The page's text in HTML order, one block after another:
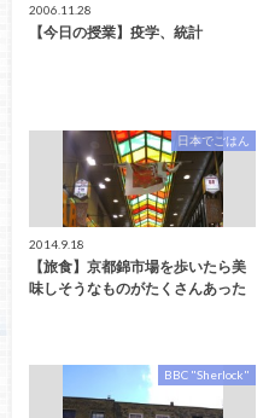
2006.11.28
【今日の授業】疫学、統計
日本でごはん
2014.9.18
【旅食】京都錦市場を歩いたら美
味しそうなものがたくさんあった
BBC "Sherlock"